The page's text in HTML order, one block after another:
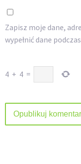
Zapisz moje dane,
wypełnić dane
4 + 4 =